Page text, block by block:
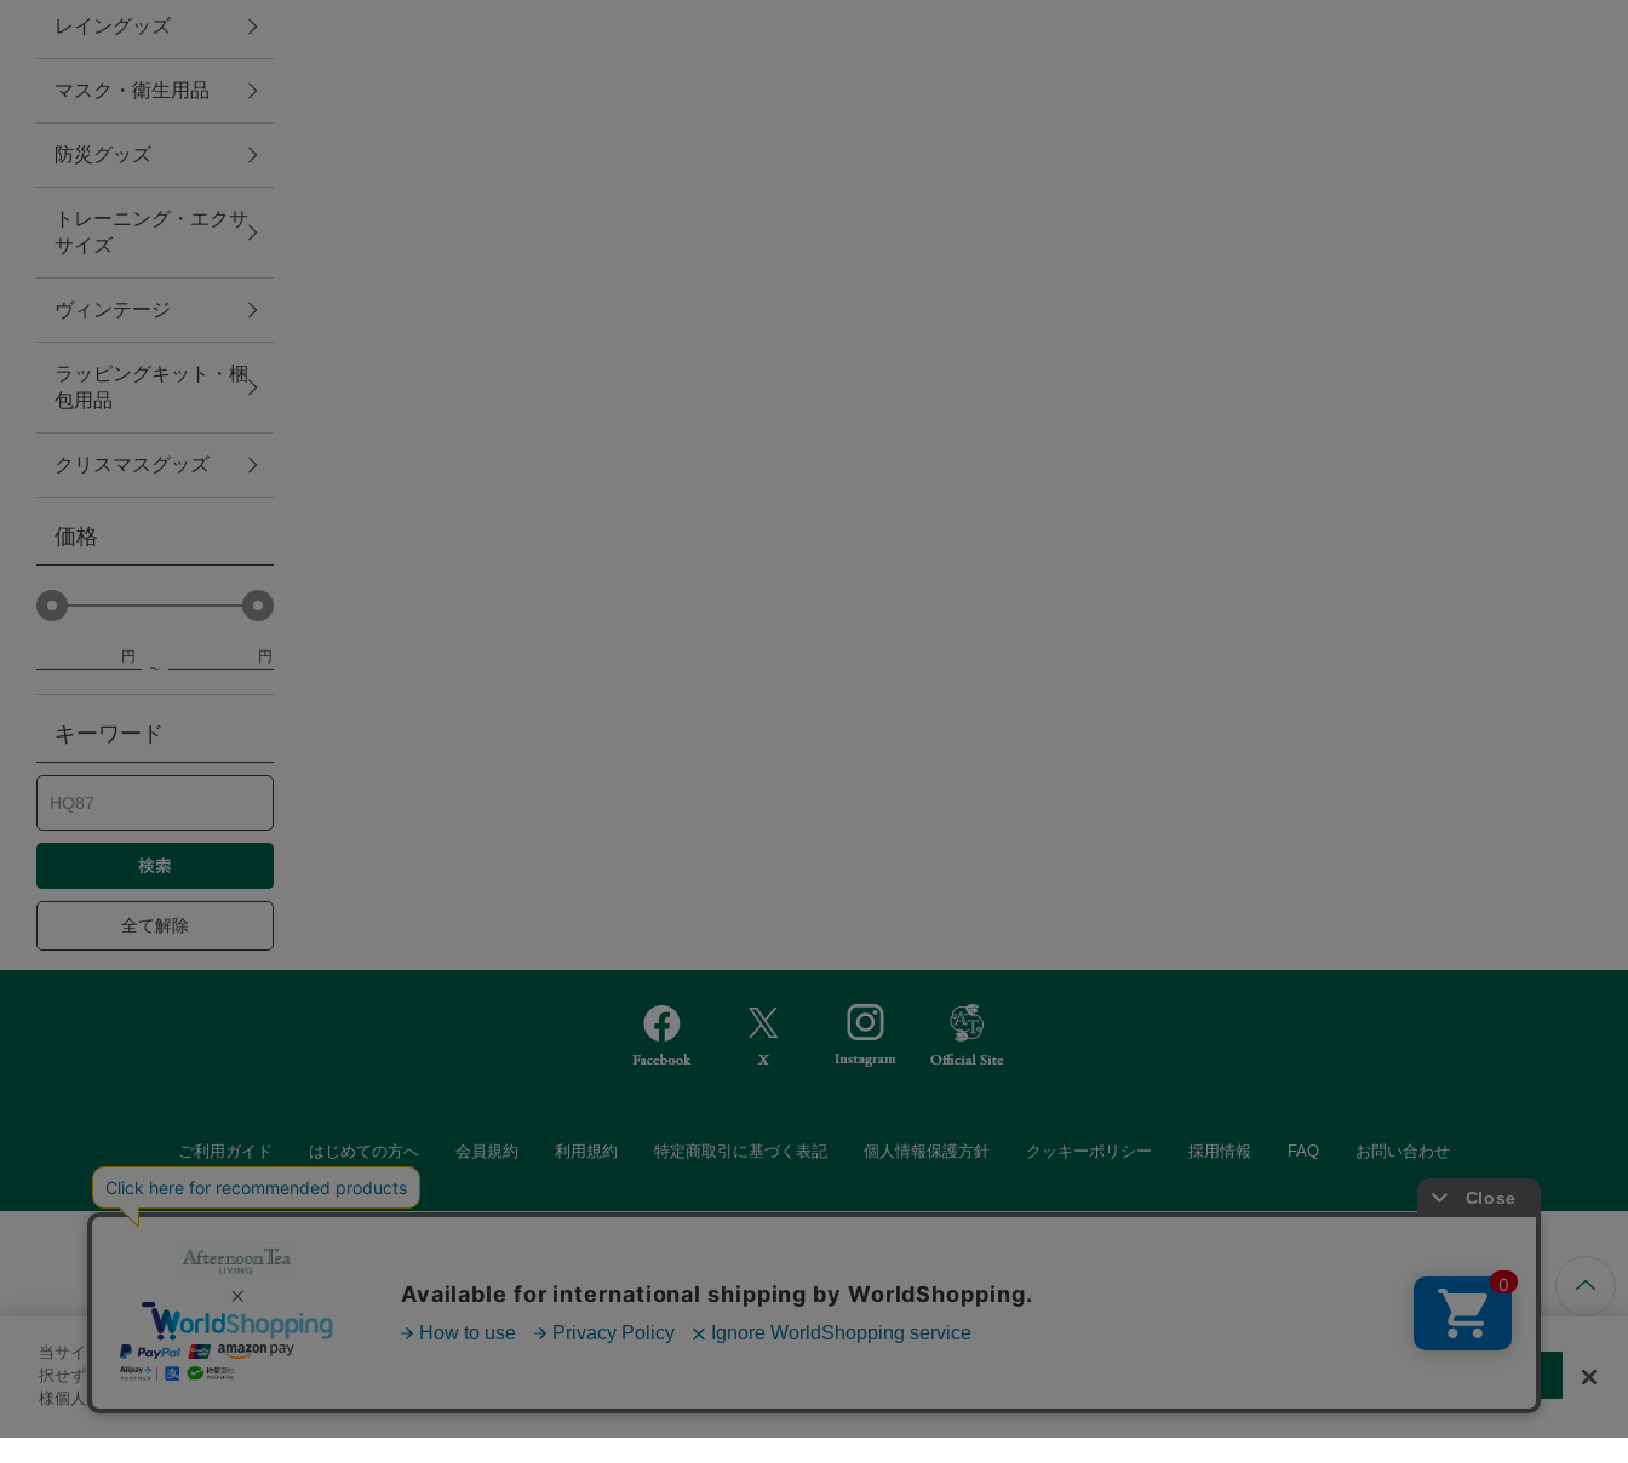
ファッショングッズ
スマホケース・アクセサリー
ポーチ
ステーショナリー
その他
紅茶・フード
防災グッズ・非常食
トレーニング
ヴィンテージ
レイングッズ
マスク・衛生用品
防災グッズ
トレーニング・エクサ
サイズ
ヴィンテージ
ラッピングキット・梱
包用品
クリスマスグッズ
価格
円 円
キーワード
全て解除
ご利用ガイド はじめての方へ 会員規約 利用規約 特定商取引に基づく表記 個人情報保護方針 クッキーポリシー 採用情報 FAQ お問い合わせ
当サイトでは、サイトの利便性向上のためにクッキーを使用いたします。ボタンから同意の可否を選択してください。選
択せずにページを移動した場合、クッキーの使用に同意したことになります。クッキーを通じて収集する情報には「お客
様個人を特定できる情報」は一切含まれておりません。詳細は